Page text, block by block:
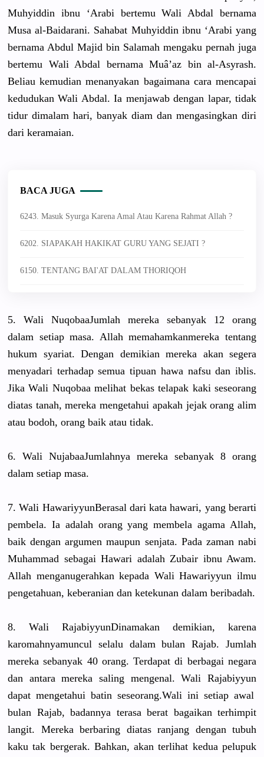
Muhyiddin ibnu ‘Arabi bertemu Wali Abdal bernama
Musa al-Baidarani. Sahabat Muhyiddin ibnu ‘Arabi yang
bernama Abdul Majid bin Salamah mengaku pernah juga
bertemu Wali Abdal bernama Muâ’az bin al-Asyrash.
Beliau kemudian menanyakan bagaimana cara mencapai
kedudukan Wali Abdal. Ia menjawab dengan lapar, tidak
tidur dimalam hari, banyak diam dan mengasingkan diri
dari keramaian.
BACA JUGA
6243. Masuk Syurga Karena Amal Atau Karena Rahmat Allah ?
6202. SIAPAKAH HAKIKAT GURU YANG SEJATI ?
6150. TENTANG BAI'AT DALAM THORIQOH
5. Wali NuqobaaJumlah mereka sebanyak 12 orang
dalam setiap masa. Allah memahamkanmereka tentang
hukum syariat. Dengan demikian mereka akan segera
menyadari terhadap semua tipuan hawa nafsu dan iblis.
Jika Wali Nuqobaa melihat bekas telapak kaki seseorang
diatas tanah, mereka mengetahui apakah jejak orang alim
atau bodoh, orang baik atau tidak.
6. Wali NujabaaJumlahnya mereka sebanyak 8 orang
dalam setiap masa.
7. Wali HawariyyunBerasal dari kata hawari, yang berarti
pembela. Ia adalah orang yang membela agama Allah,
baik dengan argumen maupun senjata. Pada zaman nabi
Muhammad sebagai Hawari adalah Zubair ibnu Awam.
Allah menganugerahkan kepada Wali Hawariyyun ilmu
pengetahuan, keberanian dan ketekunan dalam beribadah.
8. Wali RajabiyyunDinamakan demikian, karena
karomahnyamuncul selalu dalam bulan Rajab. Jumlah
mereka sebanyak 40 orang. Terdapat di berbagai negara
dan antara mereka saling mengenal. Wali Rajabiyyun
dapat mengetahui batin seseorang.Wali ini setiap awal
bulan Rajab, badannya terasa berat bagaikan terhimpit
langit. Mereka berbaring diatas ranjang dengan tubuh
kaku tak bergerak. Bahkan, akan terlihat kedua pelupuk